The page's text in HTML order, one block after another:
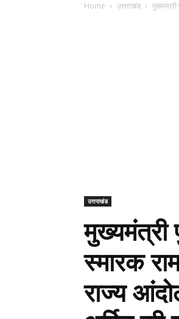
Home उत्तराखंड मुख्यमंत्री
उत्तराखंड
मुख्यमंत्री
स्मारक
राज्य